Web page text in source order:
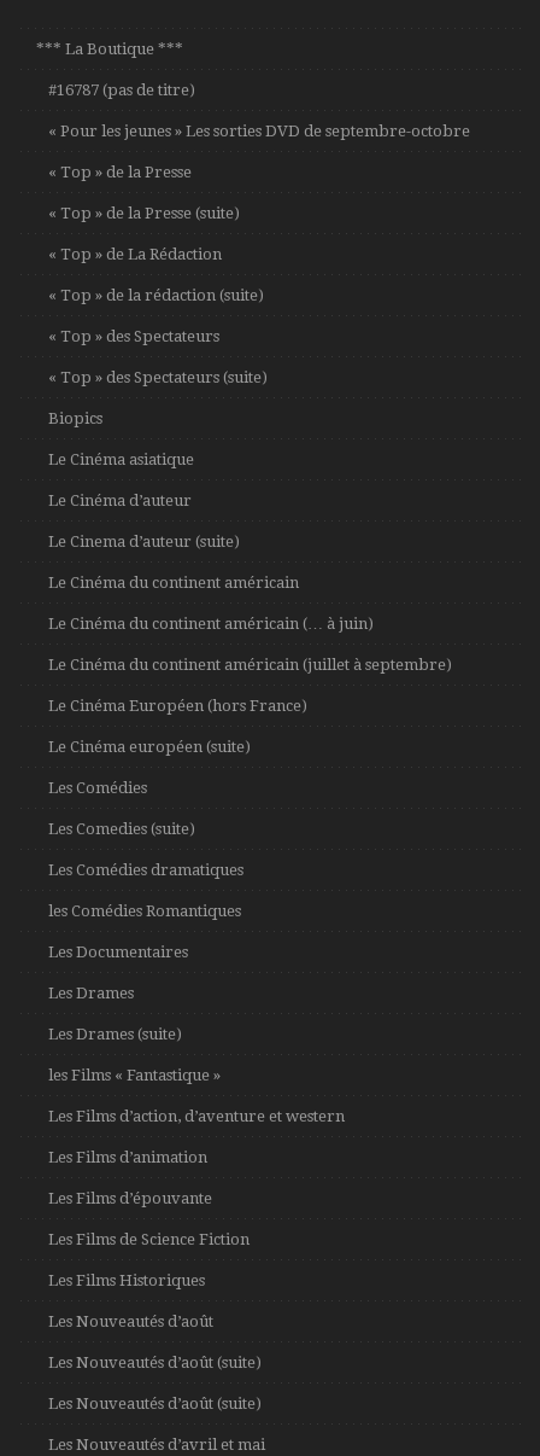
*** La Boutique ***
#16787 (pas de titre)
« Pour les jeunes » Les sorties DVD de septembre-octobre
« Top » de la Presse
« Top » de la Presse (suite)
« Top » de La Rédaction
« Top » de la rédaction (suite)
« Top » des Spectateurs
« Top » des Spectateurs (suite)
Biopics
Le Cinéma asiatique
Le Cinéma d’auteur
Le Cinema d’auteur (suite)
Le Cinéma du continent américain
Le Cinéma du continent américain (… à juin)
Le Cinéma du continent américain (juillet à septembre)
Le Cinéma Européen (hors France)
Le Cinéma européen (suite)
Les Comédies
Les Comedies (suite)
Les Comédies dramatiques
les Comédies Romantiques
Les Documentaires
Les Drames
Les Drames (suite)
les Films « Fantastique »
Les Films d’action, d’aventure et western
Les Films d’animation
Les Films d’épouvante
Les Films de Science Fiction
Les Films Historiques
Les Nouveautés d’août
Les Nouveautés d’août (suite)
Les Nouveautés d’août (suite)
Les Nouveautés d’avril et mai